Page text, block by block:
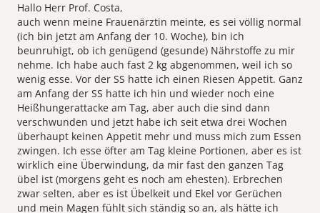
Hallo Herr Prof. Costa,
auch wenn meine Frauenärztin meinte, es sei völlig normal
(ich bin jetzt am Anfang der 10. Woche), bin ich
beunruhigt, ob ich genügend (gesunde) Nährstoffe zu mir
nehme. Ich habe auch fast 2 kg abgenommen, weil ich so
wenig esse. Vor der SS hatte ich einen Riesen Appetit. Ganz
am Anfang der SS hatte ich hin und wieder noch eine
Heißhungerattacke am Tag, aber auch die sind dann
verschwunden und jetzt habe ich seit etwa drei Wochen
überhaupt keinen Appetit mehr und muss mich zum Essen
zwingen. Ich esse öfter am Tag kleine Portionen, aber es ist
wirklich eine Überwindung, da mir fast den ganzen Tag
übel ist (morgens geht es noch am ehesten). Erbrechen
zwar selten, aber es ist Übelkeit und Ekel vor Gerüchen
und mein Magen fühlt sich ständig so an, als hätte ich